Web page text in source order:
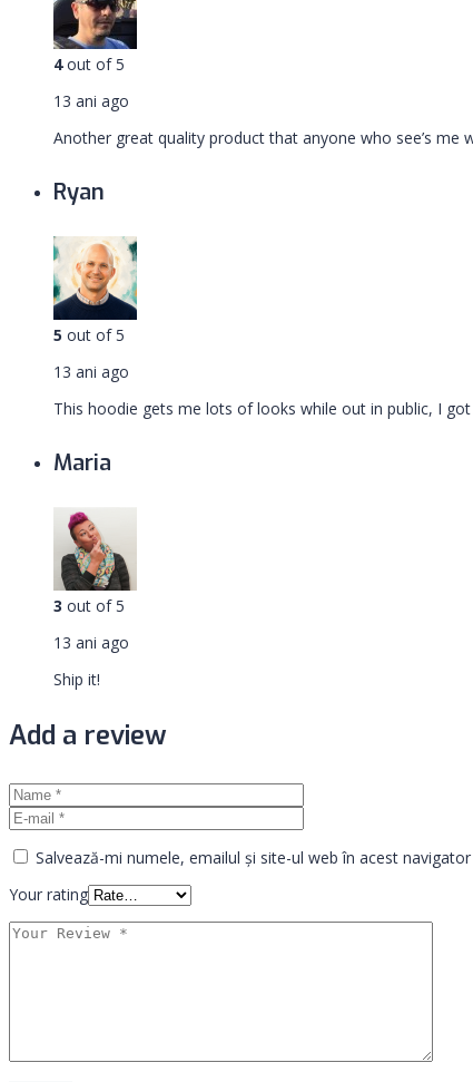
4out of 5
13 ani ago
Another great quality product that anyone who see’s
Ryan
5 out of 5
13 ani ago
This hoodie gets me lots of looks while out in public, I
Maria
3 out of 5
13 ani ago
Ship it!
Add a review
Salvează-mi numele, emailul și site-ul web în acest
Your rating